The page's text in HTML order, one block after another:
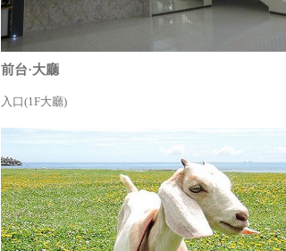
前台·大廳
入口(1F大廳)